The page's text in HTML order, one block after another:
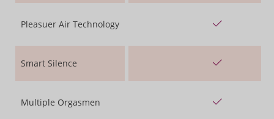
Pleasuer Air Technology
Smart Silence
Multiple Orgasmen